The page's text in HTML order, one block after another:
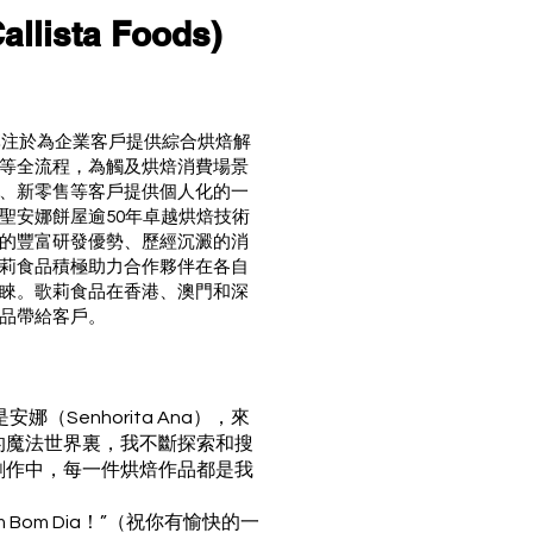
Foods)
於為企業客戶提供綜合烘焙解
全流程，為觸及烘焙消費場景
新零售等客戶提供個人化的一
安娜餅屋逾50年卓越烘焙技術
豐富研發優勢、歷經沉澱的消
食品積極助力合作夥伴在各自
。歌莉食品在香港、澳⾨和深
帶給客戶。
安娜（Senhorita Ana），來
法世界裏，我不斷探索和搜
中，每一件烘焙作品都是我
Dia！”（祝你有愉快的一